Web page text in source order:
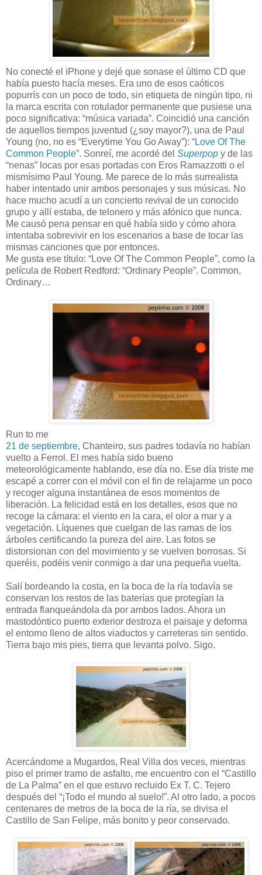
No conecté el iPhone y dejé que sonase el último CD que
había puesto hacía meses. Era uno de esos caóticos
popurrís con un poco de todo, sin etiqueta de ningún tipo, ni
la marca escrita con rotulador permanente que pusiese una
poco significativa: “música variada”. Coincidió una canción
de aquellos tiempos juventud (¿soy mayor?), una de Paul
Young (no, no es “Everytime You Go Away”): “Love Of The
Common People”. Sonreí, me acordé del Superpop y de las
“nenas” locas por esas portadas con Eros Ramazzotti o el
mismísimo Paul Young. Me parece de lo más surrealista
haber intentado unir ambos personajes y sus músicas. No
hace mucho acudí a un concierto revival de un conocido
grupo y allí estaba, de telonero y más afónico que nunca.
Me causó pena pensar en qué había sido y cómo ahora
intentaba sobrevivir en los escenarios a base de tocar las
mismas canciones que por entonces.
Me gusta ese título: “Love Of The Common People”, como la
película de Robert Redford: “Ordinary People”. Common,
Ordinary…
Run to me
21 de septiembre, Chanteiro, sus padres todavía no habían
vuelto a Ferrol. El mes había sido bueno
meteorológicamente hablando, ese día no. Ese día triste me
escapé a correr con el móvil con el fin de relajarme un poco
y recoger alguna instantánea de esos momentos de
liberación. La felicidad está en los detalles, esos que no
recoge la cámara: el viento en la cara, el olor a mar y a
vegetación. Líquenes que cuelgan de las ramas de los
árboles certificando la pureza del aire. Las fotos se
distorsionan con del movimiento y se vuelven borrosas. Si
queréis, podéis venir conmigo a dar una pequeña vuelta.
Salí bordeando la costa, en la boca de la ría todavía se
conservan los restos de las baterías que protegían la
entrada flanqueándola da por ambos lados. Ahora un
mastodóntico puerto exterior destroza el paisaje y deforma
el entorno lleno de altos viaductos y carreteras sin sentido.
Tierra bajo mis pies, tierra que levanta polvo. Sigo.
Acercándome a Mugardos, Real Villa dos veces, mientras
piso el primer tramo de asfalto, me encuentro con el “Castillo
de La Palma” en el que estuvo recluido Ex T. C. Tejero
después del “¡Todo el mundo al suelo!”. Al otro lado, a pocos
centenares de metros de la boca de la ría, se divisa el
Castillo de San Felipe, más bonito y peor conservado.